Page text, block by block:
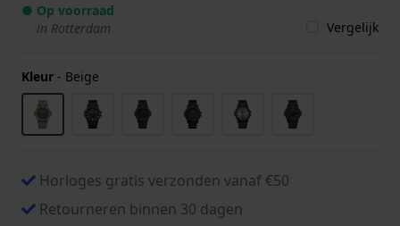
● Op voorraad
in Rotterdam
Vergelijk
Kleur - Beige
Horloges gratis verzonden vanaf €50
Retourneren binnen 30 dagen